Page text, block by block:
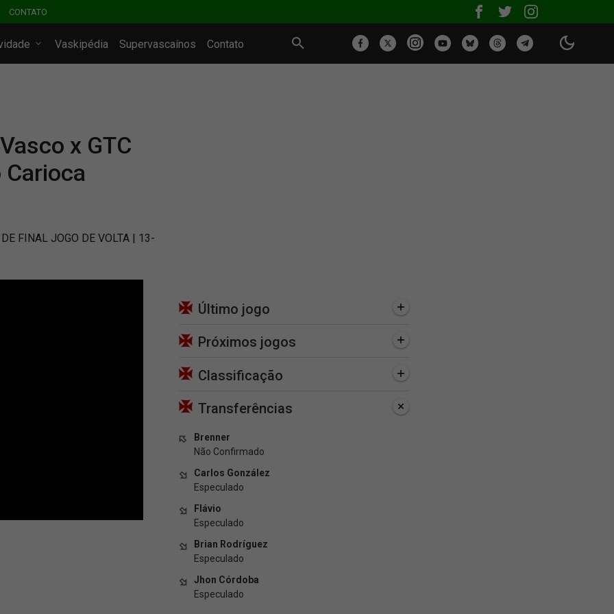
CONTATO
Vaskipédia Supervascaínos Contato
x GTC
FINAL JOGO DE VOLTA | 13-
Último jogo
Próximos jogos
Classificação
Transferências
Brenner
Não Confirmado
Carlos González
Especulado
Flávio
Especulado
Brian Rodríguez
Especulado
Jhon Córdoba
Especulado